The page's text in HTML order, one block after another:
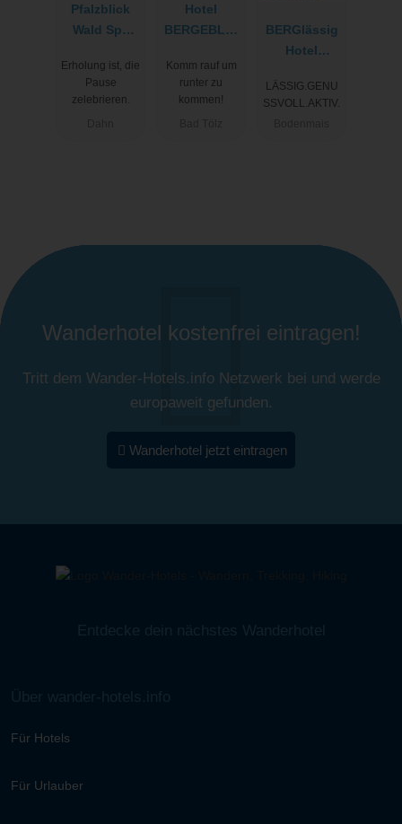
Pfalzblick
Wald Spa
Erholung ist, die
Pause
zelebrieren.
Hotel
BERGEBLIC
Komm rauf um
runter zu
kommen!
BERGlässig
Hotel
LÄSSIG.GENU
SSVOLL.AKTIV.
Wanderhotel kostenfrei eintragen!
Tritt dem Wander-Hotels.info Netzwerk bei und werde
europaweit gefunden.
Wanderhotel jetzt eintragen
Für Hotels
Für Urlauber